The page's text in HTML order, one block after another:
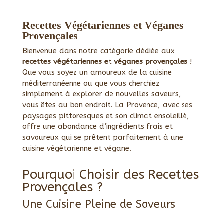
Recettes Végétariennes et Véganes
Provençales
Bienvenue dans notre catégorie dédiée aux
recettes végétariennes et véganes provençales!
Que vous soyez un amoureux de la cuisine
méditerranéenne ou que vous cherchiez
simplement à explorer de nouvelles saveurs,
vous êtes au bon endroit. La Provence, avec ses
paysages pittoresques et son climat ensoleillé,
offre une abondance d’ingrédients frais et
savoureux qui se prêtent parfaitement à une
cuisine végétarienne et végane.
Pourquoi Choisir des Recettes
Provençales ?
Une Cuisine Pleine de Saveurs